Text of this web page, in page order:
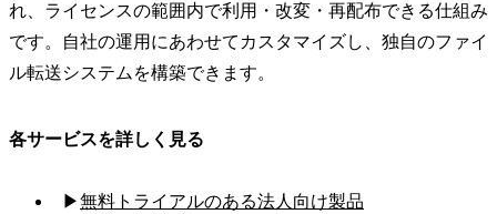
れ、ライセンスの範囲内で利用・改変・再配布できる仕組み
です。自社の運用にあわせてカスタマイズし、独自のファイ
ル転送システムを構築できます。
各サービスを詳しく見る
▶無料トライアルのある法人向け製品